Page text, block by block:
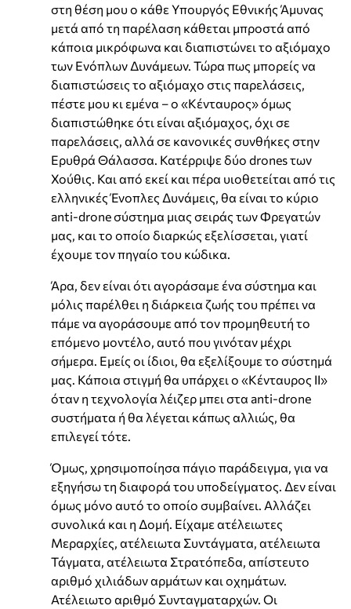
στη θέση μου ο κάθε Υπουργός Εθνικής Άμυνας
μετά από τη παρέλαση κάθεται μπροστά από
κάποια μικρόφωνα και διαπιστώνει το αξιόμαχο
των Ενόπλων Δυνάμεων. Τώρα πως μπορείς να
διαπιστώσεις το αξιόμαχο στις παρελάσεις,
πέστε μου κι εμένα – ο «Κένταυρος» όμως
διαπιστώθηκε ότι είναι αξιόμαχος, όχι σε
παρελάσεις, αλλά σε κανονικές συνθήκες στην
Ερυθρά Θάλασσα. Κατέρριψε δύο drones των
Χούθις. Και από εκεί και πέρα υιοθετείται από τις
ελληνικές Ένοπλες Δυνάμεις, θα είναι το κύριο
anti-drone σύστημα μιας σειράς των Φρεγατών
μας, και το οποίο διαρκώς εξελίσσεται, γιατί
έχουμε τον πηγαίο του κώδικα.
Άρα, δεν είναι ότι αγοράσαμε ένα σύστημα και
μόλις παρέλθει η διάρκεια ζωής του πρέπει να
πάμε να αγοράσουμε από τον προμηθευτή το
επόμενο μοντέλο, αυτό που γινόταν μέχρι
σήμερα. Εμείς οι ίδιοι, θα εξελίξουμε το σύστημά
μας. Κάποια στιγμή θα υπάρχει ο «Κένταυρος ΙΙ»
όταν η τεχνολογία λέιζερ μπει στα anti-drone
συστήματα ή θα λέγεται κάπως αλλιώς, θα
επιλεγεί τότε.
Όμως, χρησιμοποίησα πάγιο παράδειγμα, για να
εξηγήσω τη διαφορά του υποδείγματος. Δεν είναι
όμως μόνο αυτό το οποίο συμβαίνει. Αλλάζει
συνολικά και η Δομή. Είχαμε ατέλειωτες
Μεραρχίες, ατέλειωτα Συντάγματα, ατέλειωτα
Τάγματα, ατέλειωτα Στρατόπεδα, απίστευτο
αριθμό χιλιάδων αρμάτων και οχημάτων.
Ατέλειωτο αριθμό Συνταγματαρχών. Οι